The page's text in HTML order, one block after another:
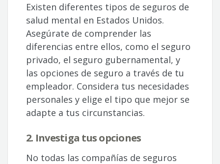
Existen diferentes tipos de seguros de
salud mental en Estados Unidos.
Asegúrate de comprender las
diferencias entre ellos, como el seguro
privado, el seguro gubernamental, y
las opciones de seguro a través de tu
empleador. Considera tus necesidades
personales y elige el tipo que mejor se
adapte a tus circunstancias.
2. Investiga tus opciones
No todas las compañías de seguros